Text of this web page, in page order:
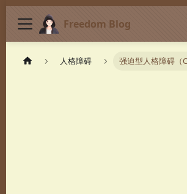
Freedom Blog
人格障碍 强迫型人格障碍（